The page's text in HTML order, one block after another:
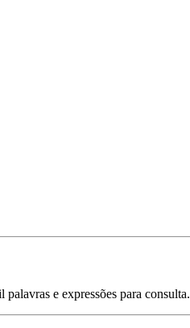
e expressões para consulta.